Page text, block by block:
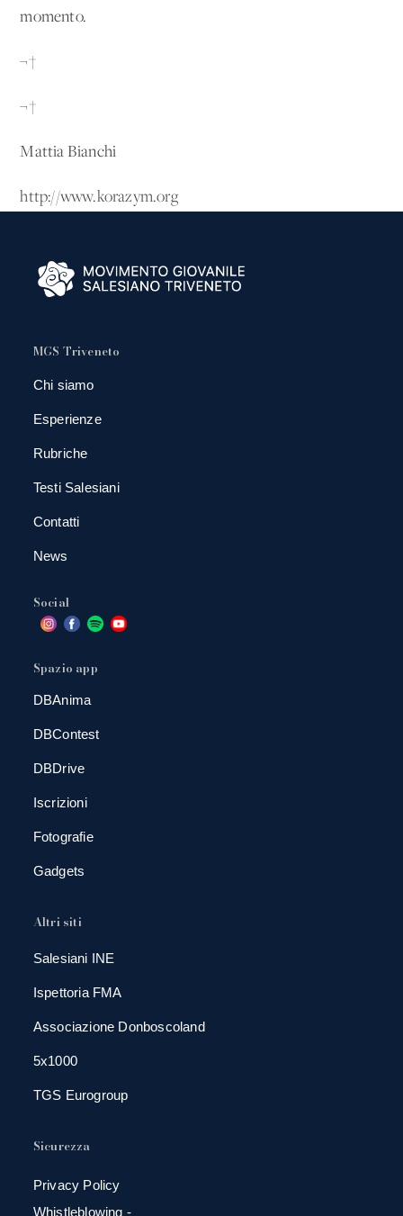
momento.
¬†
¬†
Mattia Bianchi
http://www.korazym.org
MGS Triveneto
Chi siamo
Esperienze
Rubriche
Testi Salesiani
Contatti
News
Social
Spazio app
DBAnima
DBContest
DBDrive
Iscrizioni
Fotografie
Gadgets
Altri siti
Salesiani INE
Ispettoria FMA
Associazione Donboscoland
5x1000
TGS Eurogroup
Sicurezza
Privacy Policy
Whistleblowing -